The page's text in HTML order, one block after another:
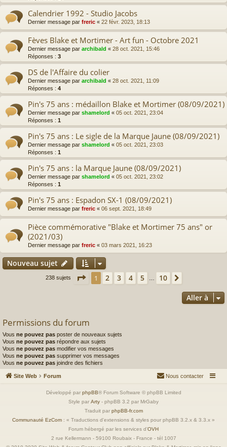
Calendrier 1992 - Studio Jacobs
Dernier message par freric « 22 févr. 2023, 18:13
Fèves Blake et Mortimer - Art fun - Octobre 2021
Dernier message par archibald « 28 oct. 2021, 15:46
Réponses : 3
DS de l'Affaire du colier
Dernier message par archibald « 28 oct. 2021, 11:09
Réponses : 4
Pin's 75 ans : médaillon Blake et Mortimer (08/09/2021)
Dernier message par shamelord « 05 oct. 2021, 23:04
Réponses : 1
Pin's 75 ans : Le sigle de la Marque Jaune (08/09/2021)
Dernier message par shamelord « 05 oct. 2021, 23:03
Réponses : 1
Pin's 75 ans : la Marque Jaune (08/09/2021)
Dernier message par shamelord « 05 oct. 2021, 23:02
Réponses : 1
Pin's 75 ans : Espadon SX-1 (08/09/2021)
Dernier message par freric « 06 sept. 2021, 18:49
Pièce commémorative "Blake et Mortimer 75 ans" or
(2021/03)
Dernier message par freric « 03 mars 2021, 16:23
Nouveau sujet
238 sujets Page 1sur 10
1 2 3 4 5 10
Aller à
Permissions du forum
Vous ne pouvez pas poster de nouveaux sujets
Vous ne pouvez pas répondre aux sujets
Vous ne pouvez pas modifier vos messages
Vous ne pouvez pas supprimer vos messages
Vous ne pouvez pas joindre des fichiers
Site Web Forum Nous contacter
Développé par phpBB® Forum Software © phpBB Limited
Style par Arty - phpBB 3.2 par MrGaby
Traduit par phpBB-fr.com
Communauté EzCom : « Traductions d'extensions & styles pour phpBB 3.2.x & 3.3.x »
Forum hébergé par les services d’OVH
2 rue Kellermann - 59100 Roubaix - France - tél 1007